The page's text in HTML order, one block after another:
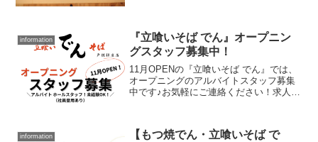
information
『立喰いそば でん』オープニン
グスタッフ募集中！
11月OPENの『立喰いそば でん』では、
オープニングのアルバイトスタッフ募集
中です♪お気軽にご連絡ください！求人ペ
information
【もつ焼でん・立喰いそば で